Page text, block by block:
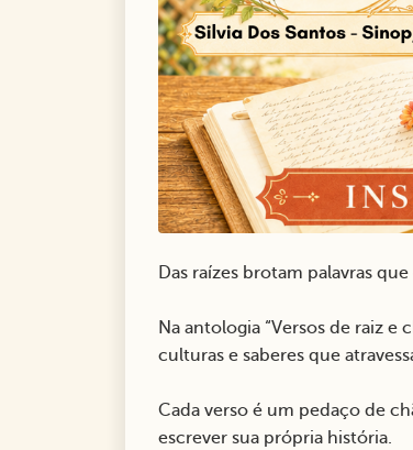
Das raízes brotam palavras
Na antologia “Versos de raiz e
culturas e saberes que
Cada verso é um pedaço de
escrever sua própria história.